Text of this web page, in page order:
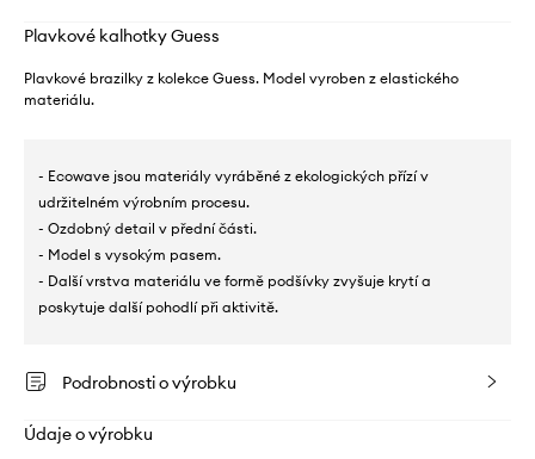
Plavkové kalhotky Guess
Plavkové brazilky z kolekce Guess. Model vyroben z elastického
materiálu.
- Ecowave jsou materiály vyráběné z ekologických přízí v
udržitelném výrobním procesu.
- Ozdobný detail v přední části.
- Model s vysokým pasem.
- Další vrstva materiálu ve formě podšívky zvyšuje krytí a
poskytuje další pohodlí při aktivitě.
Podrobnosti o výrobku
Údaje o výrobku